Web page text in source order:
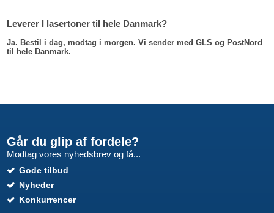
Leverer I lasertoner til hele Danmark?
Ja. Bestil i dag, modtag i morgen. Vi sender med GLS og PostNord
til hele Danmark.
Går du glip af fordele?
Modtag vores nyhedsbrev og få...
Gode tilbud
Nyheder
Konkurrencer